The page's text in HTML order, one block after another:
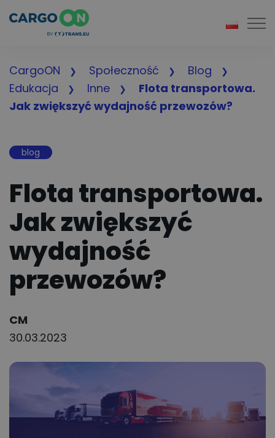
CargoON Społeczność
Blog
Edukacja
Inne
Flota transportowa.
Jak zwiększyć wydajność przewozów?
blog
Flota transportowa.
Jak zwiększyć
wydajność
przewozów?
Author:
CM
30.03.2023